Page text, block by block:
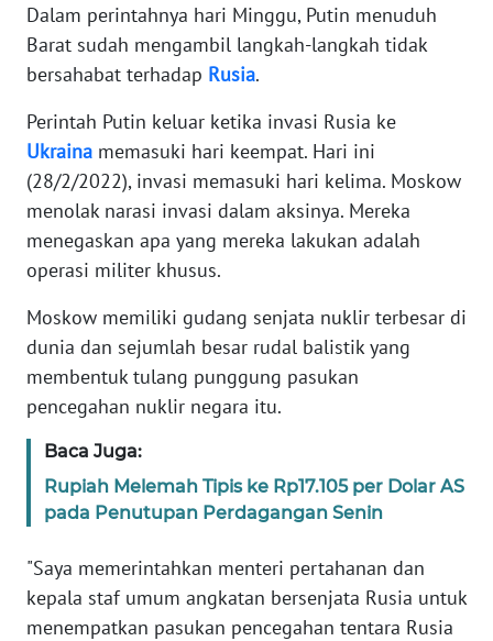
Dalam perintahnya hari Minggu, Putin menuduh
Barat sudah mengambil langkah-langkah tidak
bersahabat terhadap Rusia.
Perintah Putin keluar ketika invasi Rusia ke
Ukraina memasuki hari keempat. Hari ini
(28/2/2022), invasi memasuki hari kelima. Moskow
menolak narasi invasi dalam aksinya. Mereka
menegaskan apa yang mereka lakukan adalah
operasi militer khusus.
Moskow memiliki gudang senjata nuklir terbesar di
dunia dan sejumlah besar rudal balistik yang
membentuk tulang punggung pasukan
pencegahan nuklir negara itu.
Baca Juga:
Rupiah Melemah Tipis ke Rp17.105 per Dolar AS
pada Penutupan Perdagangan Senin
"Saya memerintahkan menteri pertahanan dan
kepala staf umum angkatan bersenjata Rusia untuk
menempatkan pasukan pencegahan tentara Rusia
WN
SUMUT
JAKARTA
WN
JABAR
WN
BANTEN
WN
NTT
WN
KEPRI
WN
PAPUA
WN
PAPUA
BARAT